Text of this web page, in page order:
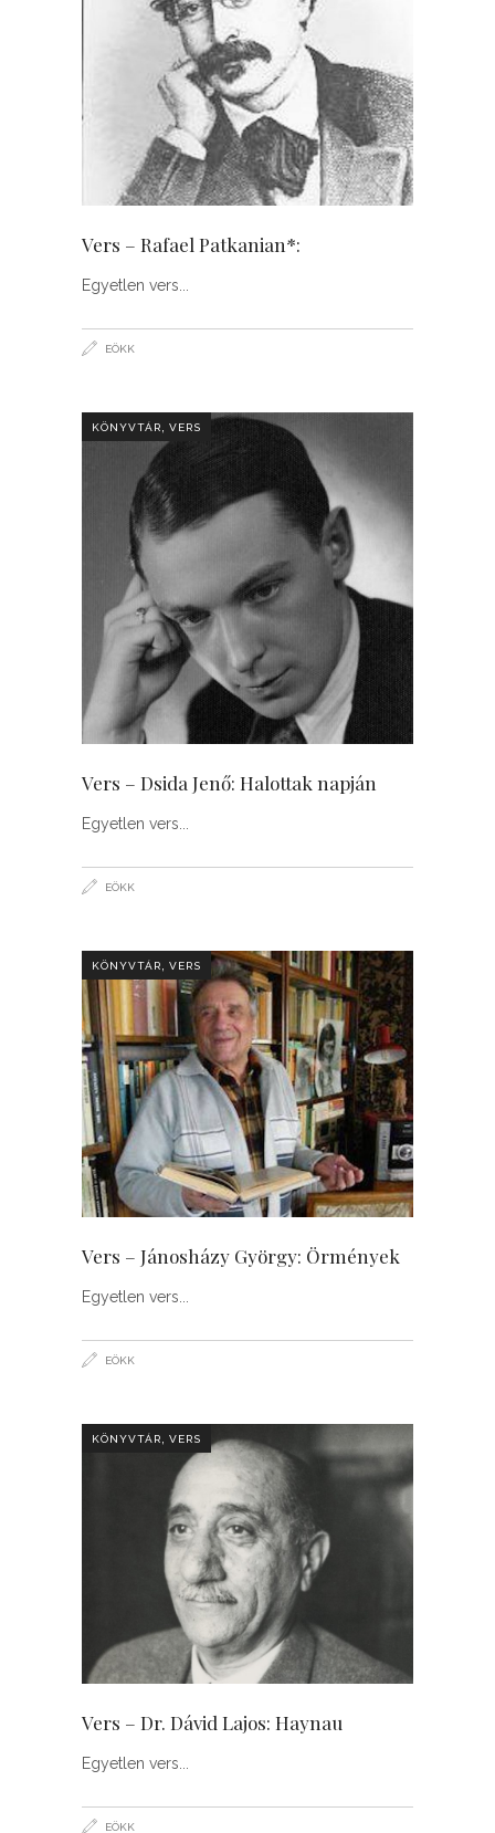
Vers – Rafael Patkanian*:
Egyetlen vers
EÖKK
KÖNYVTÁR VERS
Vers – Dsida Jenő: Halottak napján
Egyetlen vers
EÖKK
KÖNYVTÁR VERS
Vers – Jánosházy György: Örmények
Egyetlen vers
EÖKK
KÖNYVTÁR VERS
Vers – Dr. Dávid Lajos: Haynau
Egyetlen vers
EÖKK